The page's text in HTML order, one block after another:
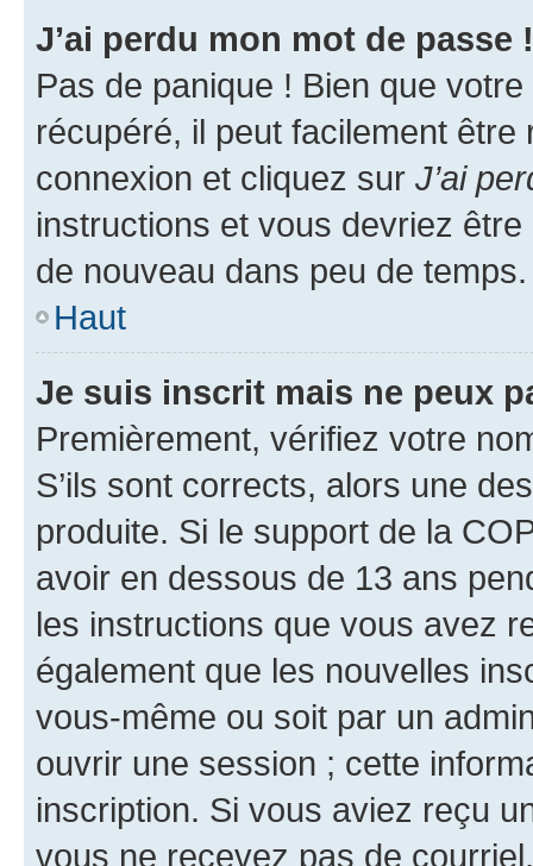
J’ai perdu mon mot de passe !
Pas de panique ! Bien que
récupéré, il peut facilement
connexion et cliquez sur J’ai
instructions et vous devriez
de nouveau dans peu de temps.
Haut
Je suis inscrit mais ne peux
Premièrement, vérifiez votre
S’ils sont corrects, alors une
produite. Si le support de la
avoir en dessous de 13 ans
les instructions que vous avez
également que les nouvelles
vous-même ou soit par un
ouvrir une session ; cette
inscription. Si vous aviez reçu
vous ne recevez pas de